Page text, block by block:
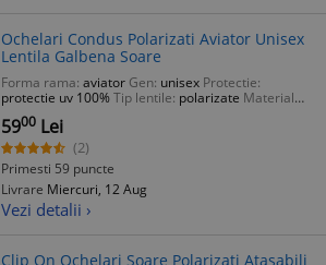
Ochelari Condus Polarizati Aviator Unisex
Lentila Galbena Soare
Forma rama: aviator Gen: unisex Protectie:
protectie uv 100%Tip lentile: polarizate Material
rama:
5900 Lei
(2)
Primesti 59 puncte
Livrare Miercuri, 12 Aug
Vezi detalii ›
Clip On Ochelari Soare Polarizati Atasabili